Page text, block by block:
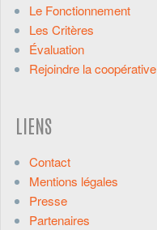
Le Fonctionnement
Les Critères
Évaluation
Rejoindre la coopérative
LIENS
Contact
Mentions légales
Presse
Partenaires